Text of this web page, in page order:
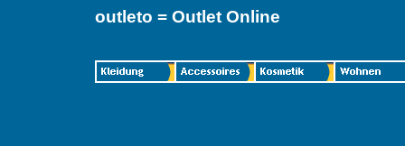
outleto = Outlet Online